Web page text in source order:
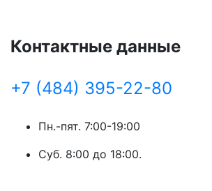
Контактные данные
+7 (484) 395-22-80
Пн.-пят. 7:00-19:00
Суб. 8:00 до 18:00.